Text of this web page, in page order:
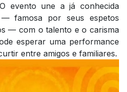
evento une a já conhecida
famosa por seus espetos
— com o talento e o carisma
esperar uma performance
entre amigos e familiares.